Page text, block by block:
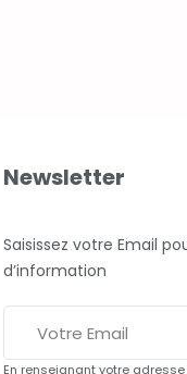
Newsletter
Saisissez votre Email
d’information
En renseignant votre